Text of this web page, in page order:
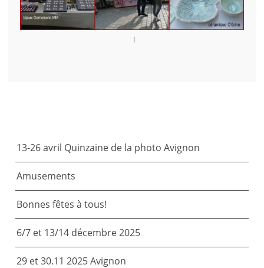
l
13-26 avril Quinzaine de la photo Avignon
Amusements
Bonnes fêtes à tous!
6/7 et 13/14 décembre 2025
29 et 30.11 2025 Avignon